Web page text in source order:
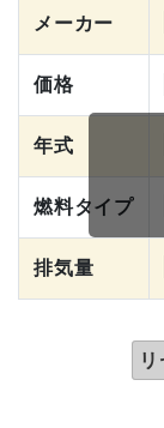
メーカー
価格
年式
燃料タイプ
排気量
リ